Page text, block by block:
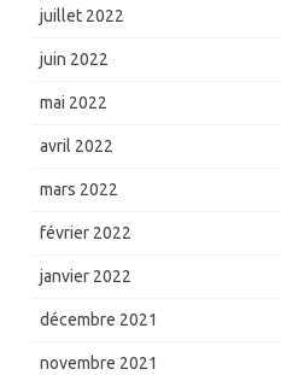
juillet 2022
juin 2022
mai 2022
avril 2022
mars 2022
février 2022
janvier 2022
décembre 2021
novembre 2021